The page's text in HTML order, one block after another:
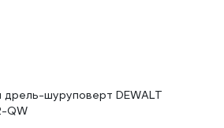
шуруповерт DEWALT
QW